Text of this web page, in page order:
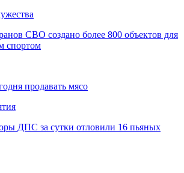
СВО создано более 800 объектов для
спортом
продавать мясо
ДПС за сутки отловили 16 пьяных